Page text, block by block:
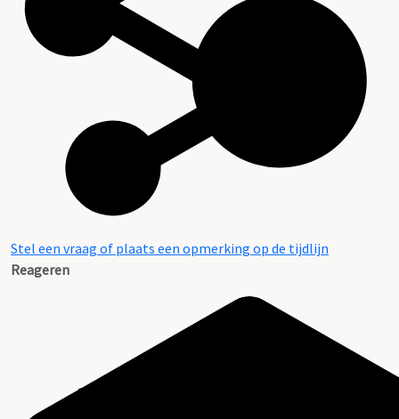
Stel een vraag of plaats een opmerking op de tijdlijn
Reageren